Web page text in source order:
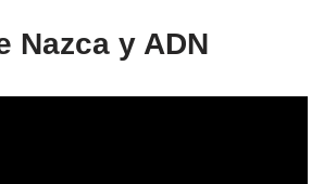
Nazca y ADN